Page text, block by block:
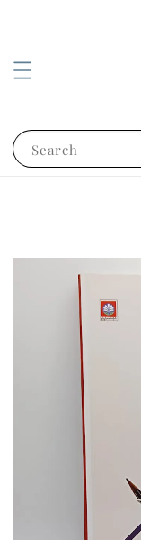
Search